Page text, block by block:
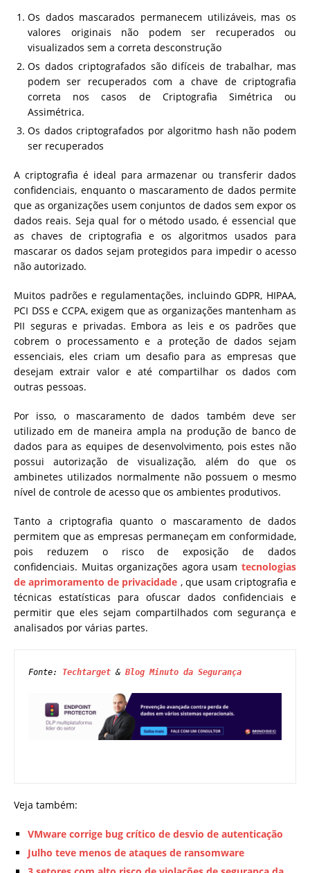
Os dados mascarados permanecem utilizáveis, mas os
valores originais não podem ser recuperados ou
visualizados sem a correta desconstrução
Os dados criptografados são difíceis de trabalhar, mas
podem ser recuperados com a chave de criptografia
correta nos casos de Criptografia Simétrica ou
Assimétrica.
Os dados criptografados por algoritmo hash não podem
ser recuperados
A criptografia é ideal para armazenar ou transferir dados
confidenciais, enquanto o mascaramento de dados permite
que as organizações usem conjuntos de dados sem expor os
dados reais. Seja qual for o método usado, é essencial que
as chaves de criptografia e os algoritmos usados ​​para
mascarar os dados sejam protegidos para impedir o acesso
não autorizado.
Muitos padrões e regulamentações, incluindo GDPR, HIPAA,
PCI DSS e CCPA, exigem que as organizações mantenham as
PII seguras e privadas. Embora as leis e os padrões que
cobrem o processamento e a proteção de dados sejam
essenciais, eles criam um desafio para as empresas que
desejam extrair valor e até compartilhar os dados com
outras pessoas.
Por isso, o mascaramento de dados também deve ser
utilizado em de maneira ampla na produção de banco de
dados para as equipes de desenvolvimento, pois estes não
possui autorização de visualização, além do que os
ambinetes utilizados normalmente não possuem o mesmo
nível de controle de acesso que os ambientes produtivos.
Tanto a criptografia quanto o mascaramento de dados
permitem que as empresas permaneçam em conformidade,
pois reduzem o risco de exposição de dados
confidenciais. Muitas organizações agora usam tecnologias
de aprimoramento de privacidade , que usam criptografia e
técnicas estatísticas para ofuscar dados confidenciais e
permitir que eles sejam compartilhados com segurança e
analisados ​​por várias partes.
Fonte: Techtarget & Blog Minuto da Segurança
Veja também:
VMware corrige bug crítico de desvio de autenticação
Julho teve menos de ataques de ransomware